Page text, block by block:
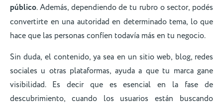
público. Además, dependiendo de tu rubro o sector, podés
convertirte en una autoridad en determinado tema, lo que
hace que las personas confíen todavía más en tu negocio.
Sin duda, el contenido, ya sea en un sitio web, blog, redes
sociales u otras plataformas, ayuda a que tu marca gane
visibilidad. Es decir que es esencial en la fase de
descubrimiento, cuando los usuarios están buscando